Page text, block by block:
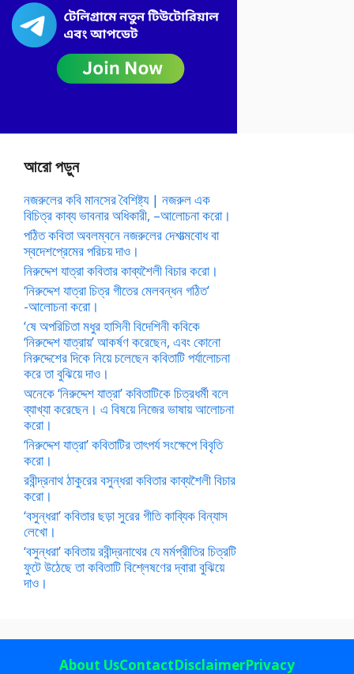
আরো পড়ুন
নজরুলের কবি মানসের বৈশিষ্ট্য | নজরুল এক
বিচিত্র কাব্য ভাবনার অধিকারী, –আলোচনা করো।
পঠিত কবিতা অবলম্বনে নজরুলের দেশাত্মবোধ বা
স্বদেশপ্রেমের পরিচয় দাও।
নিরুদ্দেশ যাত্রা কবিতার কাব্যশৈলী বিচার করো।
‘নিরুদ্দেশ যাত্রা চিত্র গীতের মেলবন্ধন গঠিত’
-আলোচনা করো।
‘ষে অপরিচিতা মধুর হাসিনী বিদেশিনী কবিকে
‘নিরুদ্দেশ যাত্রায়’ আকর্ষণ করেছেন, এবং কোনো
নিরুদ্দেশের দিকে নিয়ে চলেছেন কবিতাটি পর্যালোচনা
করে তা বুঝিয়ে দাও।
অনেকে ‘নিরুদ্দেশ যাত্রা’ কবিতাটিকে চিত্রধর্মী বলে
ব্যাখ্যা করেছেন। এ বিষয়ে নিজের ভাষায় আলোচনা
করো।
‘নিরুদ্দেশ যাত্রা’ কবিতাটির তাৎপর্য সংক্ষেপে বিবৃতি
করো।
রবীন্দ্রনাথ ঠাকুরের বসুন্ধরা কবিতার কাব্যশৈলী বিচার
করো।
‘বসুন্ধরা’ কবিতার ছড়া সুরের গীতি কাব্যিক বিন্যাস
লেখো।
‘বসুন্ধরা’ কবিতায় রবীন্দ্রনাথের যে মর্মপ্রীতির চিত্রটি
ফুটে উঠেছে তা কবিতাটি বিশ্লেষণের দ্বারা বুঝিয়ে
দাও।
About UsContactDisclaimerPrivacy